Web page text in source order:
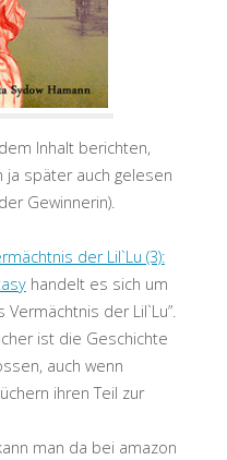
Inhalt berichten,
ja später auch gelesen
Gewinnerin).
der Lil`Lu (3):
handelt es sich um
der Lil`Lu”.
ist die Geschichte
auch wenn
ihren Teil zur
man da bei amazon